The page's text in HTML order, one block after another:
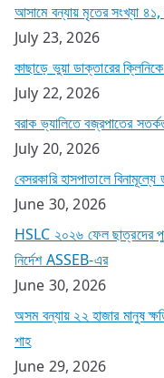
আসামে বন্যায় মৃতের সংখ্যা
July 23, 2026
কাছাড়ে ভুয়া ডাক্তারের
July 22, 2026
বরাক ভ্যালিতে বজ্রপাতের
July 20, 2026
বেসরকারি হাসপাতালে
June 30, 2026
HSLC ২০২৬ ফেল ছাত্রদের
নির্দেশ ASSEB-এর
June 30, 2026
অসম বন্যায় ২২ হাজার মানুষ
শাহ
June 29, 2026